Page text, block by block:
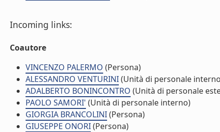
Incoming links:
Coautore
VINCENZO PALERMO (Persona)
ALESSANDRO VENTURINI(Unità di personale
ADALBERTO BONINCONTRO (Unità di personale
PAOLO SAMORI' (Unità di personale interno)
GIORGIA BRANCOLINI(Persona)
GIUSEPPE ONORI(Persona)